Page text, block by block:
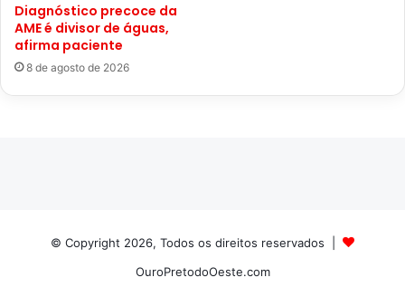
Diagnóstico precoce da
AME é divisor de águas,
afirma paciente
8 de agosto de 2026
© Copyright 2026, Todos os direitos reservados |
OuroPretodoOeste.com